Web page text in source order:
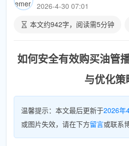
2026-4-30 07:01
本文约942字，阅读需5分钟
如何安全有效购买油管
与优化策
温馨提示：本文最后更新于2026年
或图片失效，请在下方留言或联系